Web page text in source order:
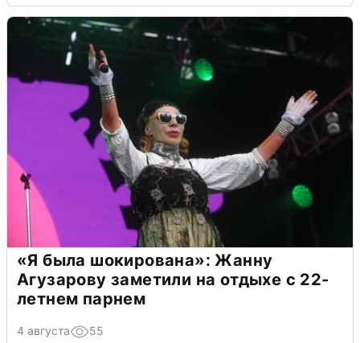
«Я была шокирована»: Жанну
Агузарову заметили на отдыхе с 22-
летнем парнем
4 августа 55